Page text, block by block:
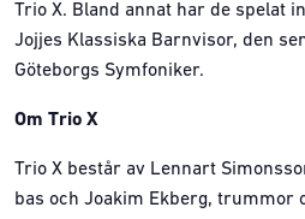
Trio X. Bland annat har de spelat
Jojjes Klassiska Barnvisor, den
Göteborgs Symfoniker.
Om Trio X
Trio X består av Lennart
bas och Joakim Ekberg, trummor